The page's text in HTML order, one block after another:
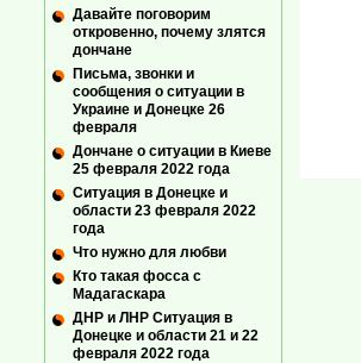
Давайте поговорим
откровенно, почему злятся
дончане
Письма, звонки и
сообщения о ситуации в
Украине и Донецке 26
февраля
Дончане о ситуации в Киеве
25 февраля 2022 года
Ситуация в Донецке и
области 23 февраля 2022
года
Что нужно для любви
Кто такая фосса с
Мадагаскара
ДНР и ЛНР Ситуация в
Донецке и области 21 и 22
февраля 2022 года